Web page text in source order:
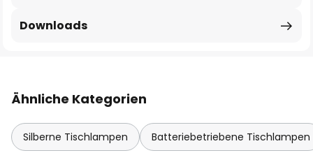
Downloads
Ähnliche Kategorien
Silberne Tischlampen Batteriebetriebene Tischlampen